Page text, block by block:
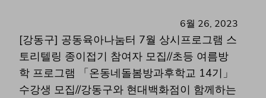
6월 26, 2023
[강동구] 공동육아나눔터 7월 상시프로그램 스
토리텔링 종이접기 참여자 모집//초등 여름방
학 프로그램 「온동네돌봄방과후학교 14기」
수강생 모집//강동구와 현대백화점이 함께하는